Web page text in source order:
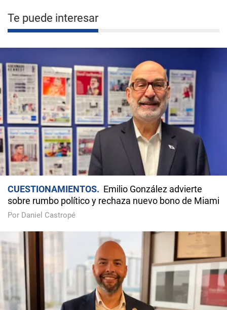
Te puede interesar
CUESTIONAMIENTOS
Emilio González advierte
sobre rumbo político y rechaza nuevo bono de Miami
Por Daniel Castropé